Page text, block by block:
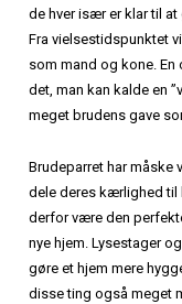
de hver især er klar til at
Fra vielsestidspunktet
som mand og kone.
det, man kan kalde en
meget brudens gave
Brudeparret har måske
dele deres kærlighed til
derfor være den
nye hjem. Lysestager
gøre et hjem mere
disse ting også meget